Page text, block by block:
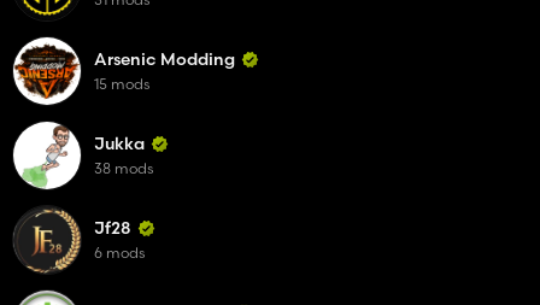
Arsenic Modding
15 mods
Jukka
38 mods
Jf28
6 mods